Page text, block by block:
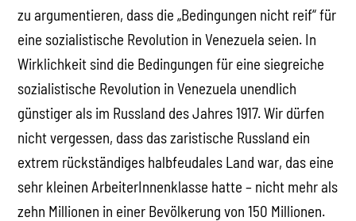
zu argumentieren, dass die „Bedingungen nicht reif“ für
eine sozialistische Revolution in Venezuela seien. In
Wirklichkeit sind die Bedingungen für eine siegreiche
sozialistische Revolution in Venezuela unendlich
günstiger als im Russland des Jahres 1917. Wir dürfen
nicht vergessen, dass das zaristische Russland ein
extrem rückständiges halbfeudales Land war, das eine
sehr kleinen ArbeiterInnenklasse hatte – nicht mehr als
zehn Millionen in einer Bevölkerung von 150 Millionen.